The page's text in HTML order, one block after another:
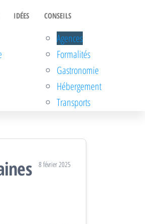
IDÉES CONSEILS
Agences
Formalités
Gastronomie
Hébergement
Transports
8 février 2025